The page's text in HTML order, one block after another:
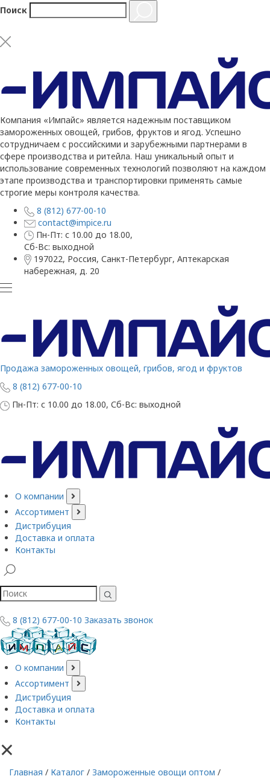
Поиск
Компания «Импайс» является надежным поставщиком
замороженных овощей, грибов, фруктов и ягод. Успешно
сотрудничаем с российскими и зарубежными партнерами в
сфере производства и ритейла. Наш уникальный опыт и
использование современных технологий позволяют на каждом
этапе производства и транспортировки применять самые
строгие меры контроля качества.
8 (812) 677-00-10
contact@impice.ru
Пн-Пт: с 10.00 до 18.00,
Сб-Вс: выходной
197022, Россия, Санкт-Петербург, Аптекарская
набережная, д. 20
Продажа замороженных овощей, грибов, ягод и фруктов
8 (812) 677-00-10
Пн-Пт: с 10.00 до 18.00, Сб-Вс: выходной
О компании
Ассортимент
Дистрибуция
Доставка и оплата
Контакты
8 (812) 677-00-10 Заказать звонок
О компании
Ассортимент
Дистрибуция
Доставка и оплата
Контакты
×
Главная / Каталог / Замороженные овощи оптом /